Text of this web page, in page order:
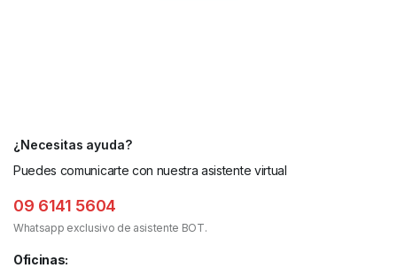
¿Necesitas ayuda?
Puedes comunicarte con nuestra asistente virtual
09 6141 5604
Whatsapp exclusivo de asistente BOT.
Oficinas: